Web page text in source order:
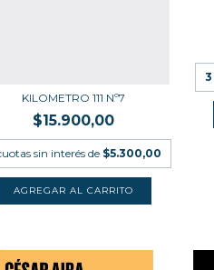
KILOMETRO 111 Nº7
$15.900,00
sin interés de $5.300,00
3